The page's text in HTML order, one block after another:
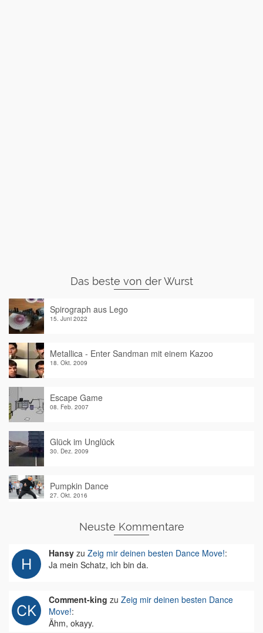
Das beste von der Wurst
Spirograph aus Lego
15. Juni 2022
Metallica - Enter Sandman mit einem Kazoo
18. Okt. 2009
Escape Game
08. Feb. 2007
Glück im Unglück
30. Dez. 2009
Pumpkin Dance
27. Okt. 2016
Neuste Kommentare
Hansy zu Zeig mir deinen besten Dance Move!:
Ja mein Schatz, ich bin da.
Comment-king zu Zeig mir deinen besten Dance
Move!:
Ähm, okayy.